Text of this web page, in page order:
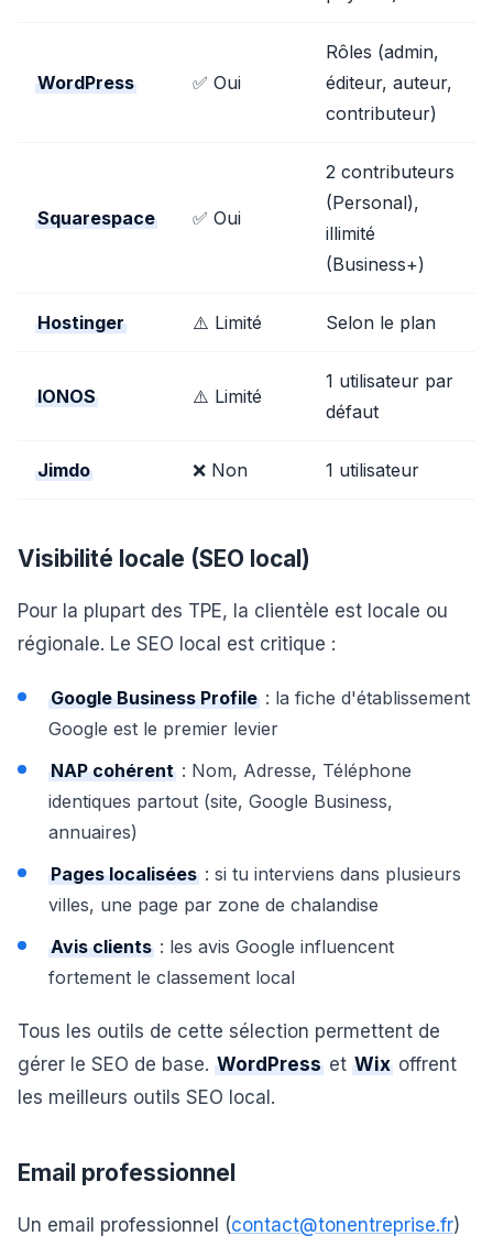
WordPress ✅ Oui
Rôles (admin,
éditeur, auteur,
contributeur)
Squarespace ✅ Oui
2 contributeurs
(Personal),
illimité
(Business+)
Hostinger ⚠️ Limité Selon le plan
IONOS ⚠️ Limité
1 utilisateur par
défaut
Jimdo ❌ Non 1 utilisateur
Visibilité locale (SEO local)
Pour la plupart des TPE, la clientèle est locale ou
régionale. Le SEO local est critique :
Google Business Profile : la fiche d'établissement
Google est le premier levier
NAP cohérent : Nom, Adresse, Téléphone
identiques partout (site, Google Business,
annuaires)
Pages localisées : si tu interviens dans plusieurs
villes, une page par zone de chalandise
Avis clients : les avis Google influencent
fortement le classement local
Tous les outils de cette sélection permettent de
gérer le SEO de base. WordPress et Wix offrent
les meilleurs outils SEO local.
Email professionnel
Un email professionnel (contact@tonentreprise.fr)